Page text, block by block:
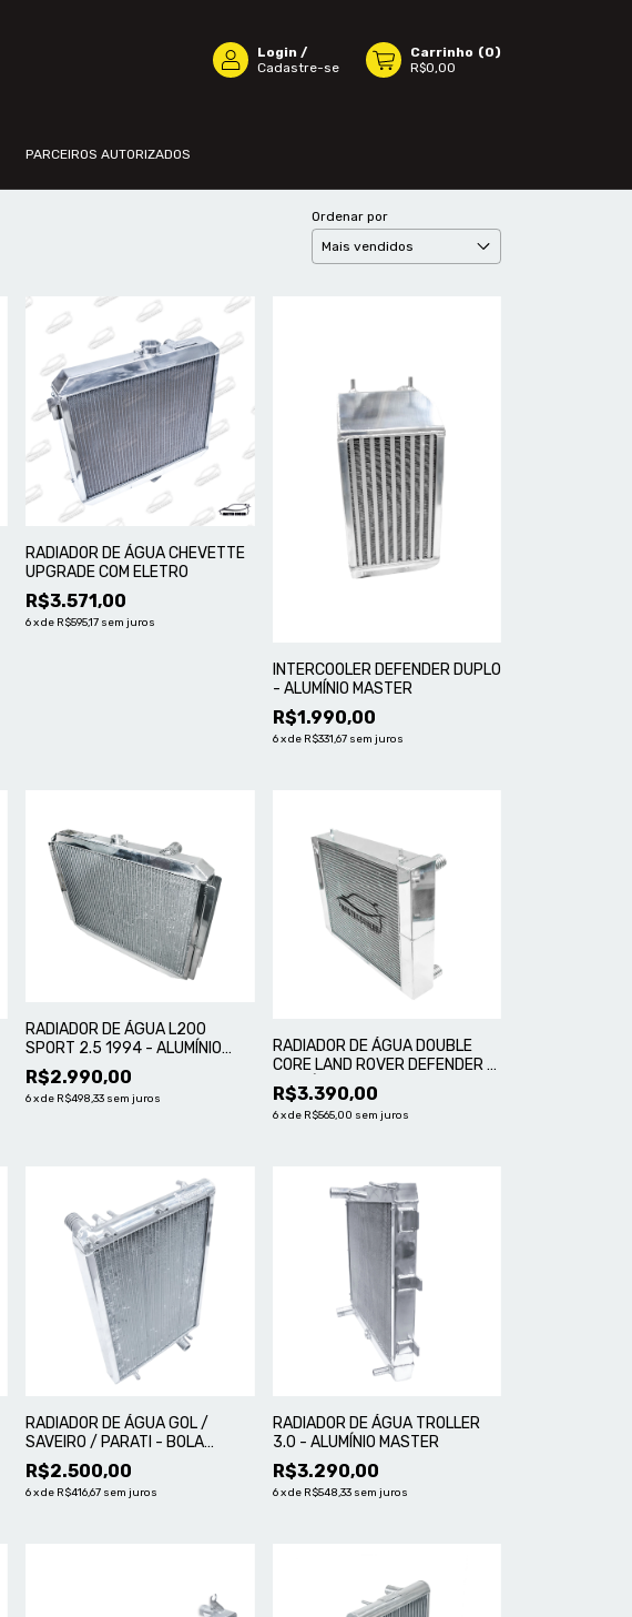
Login /
Cadastre-se
Carrinho (0)
R$0,00
PARCEIROS AUTORIZADOS
Ordenar por
RADIADOR DE ÁGUA CHEVETTE
UPGRADE COM ELETRO
R$3.571,00
6xde R$595,17 sem juros
INTERCOOLER DEFENDER DUPLO
- ALUMÍNIO MASTER
R$1.990,00
6 xde R$331,67 sem juros
RADIADOR DE ÁGUA L200
SPORT 2.5 1994 - ALUMÍNIO
MASTER
R$2.990,00
6xde R$498,33 sem juros
RADIADOR DE ÁGUA DOUBLE
CORE LAND ROVER DEFENDER -
ALUMÍNIO MASTER
R$3.390,00
6 xde R$565,00 sem juros
RADIADOR DE ÁGUA GOL /
SAVEIRO / PARATI - BOLA
UPGRADE
R$2.500,00
6xde R$416,67 sem juros
RADIADOR DE ÁGUA TROLLER
3.0 - ALUMÍNIO MASTER
R$3.290,00
6 xde R$548,33 sem juros